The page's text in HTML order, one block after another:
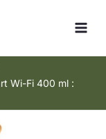
Wi-Fi 400 ml :